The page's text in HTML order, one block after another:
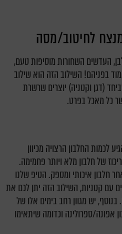
לחיטוב/מסה
העדשים השחורות מוסיפות טעם,
בפניהם! השילוב הזה הוא שילוב
(דגן וקטניה) יוצרים שרשרת
כל מאכל בפרט.
לכמות החלבון הרצויה מכיוון
של חלבון מלא ויותר פחמימה.
חלבון איכותי ומספק. הטיפ שלנו
עם קטניות, השילוב הזה יתן לכם את
יש מגוון רחב בימים אלו של
אפונה/ספרולינה וכדומה שיתאימו